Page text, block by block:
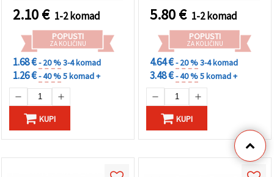
kalup za epoksi/UV smolu,
polimernu glinu, gips,
sapun i vosak za svijeće,
DIY rukotvorine
2.10€ 1-2 komad
POPUSTI
ZA KOLIČINU
1.68 €- 20 %3-4 komad
1.26 €- 40 %5 komad +
KUPI
fondant, sapun i gips, za
DIY i kreativni hobi
5.80€ 1-2 komad
POPUSTI
ZA KOLIČINU
4.64 €- 20 %3-4 komad
3.48 €- 40 %5 komad +
KUPI